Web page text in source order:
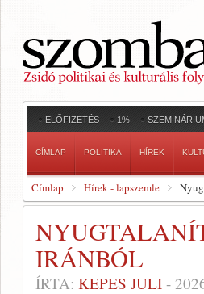
ELŐFIZETÉS 1%
CÍMLAP POLITIKA HÍREK
Címlap Hírek - lapszemle
IRÁNBÓL
ÍRTA: KEPES JULI -